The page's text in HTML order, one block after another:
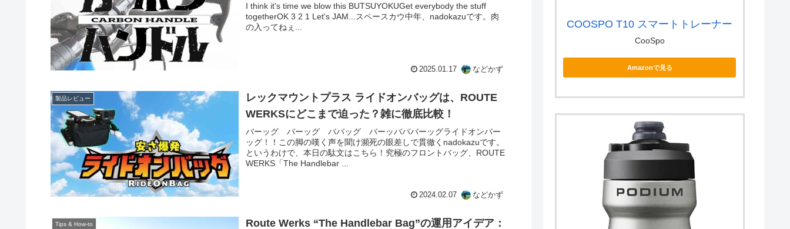
I think it's time we blow this BUTSUYOKUGet everybody the stuff
togetherOK 3 2 1 Let's JAM...スペースカウ中年、nadokazuです。肉
の入ってねぇ...
2025.01.17 などかず
製品レビュー
レックマウントプラス ライドオンバッグは、ROUTE
WERKSにどこまで迫った？雑に徹底比較！
バーッグ バーッグ ババッグ バーッバババーッグライドオンバー
ッグ！！この脚の嘆く声を聞け瀕死の眼差しで貫徹くnadokazuです。
というわけで、本日の駄文はこちら！究極のフロントバッグ、ROUTE
WERKS「The Handlebar ...
2024.02.07 などかず
Tips & How-to
Route Werks “The Handlebar Bag”の運用アイデア：
COOSPO T10 スマートトレーナー
CooSpo
Amazonで見る